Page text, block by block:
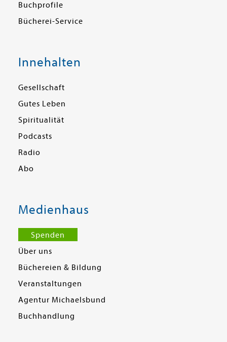
Buchprofile
Bücherei-Service
Innehalten
Gesellschaft
Gutes Leben
Spiritualität
Podcasts
Radio
Abo
Medienhaus
Spenden
Über uns
Büchereien & Bildung
Veranstaltungen
Agentur Michaelsbund
Buchhandlung